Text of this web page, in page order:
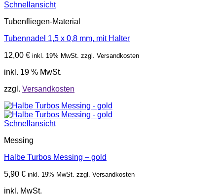
Schnellansicht
Tubenfliegen-Material
Tubennadel 1,5 x 0,8 mm, mit Halter
12,00 € inkl. 19% MwSt. zzgl. Versandkosten
inkl. 19 % MwSt.
zzgl. Versandkosten
Schnellansicht
Messing
Halbe Turbos Messing – gold
5,90 € inkl. 19% MwSt. zzgl. Versandkosten
inkl. MwSt.